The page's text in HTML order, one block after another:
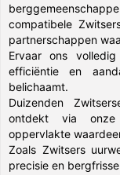
compatibele
partnerschappen
Ervaar ons
efficiëntie en
belichaamt.
Duizenden
ontdekt via onze
oppervlakte
Zoals Zwitsers
precisie en